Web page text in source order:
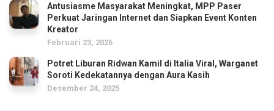
Antusiasme Masyarakat Meningkat, MPP Paser
Perkuat Jaringan Internet dan Siapkan Event Konten
Kreator
Februari 23, 2026
Potret Liburan Ridwan Kamil di Italia Viral, Warganet
Soroti Kedekatannya dengan Aura Kasih
Desember 24, 2025